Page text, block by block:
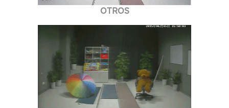
OTROS